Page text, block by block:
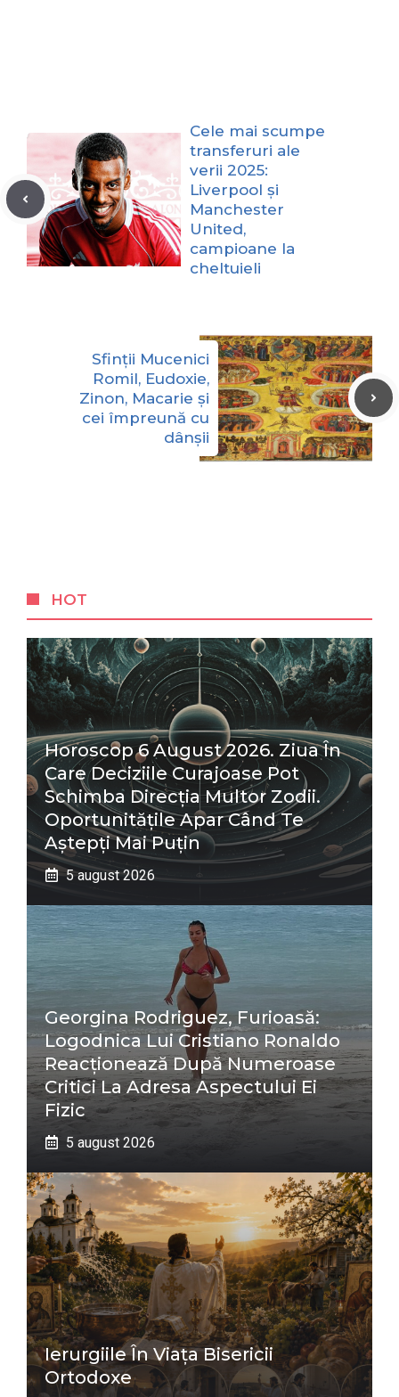
Cele mai scumpe
transferuri ale
verii 2025:
Liverpool și
Manchester
United,
campioane la
cheltuieli
Sfinții Mucenici
Romil, Eudoxie,
Zinon, Macarie și
cei împreună cu
dânșii
HOT
Horoscop 6 August 2026. Ziua În
Care Deciziile Curajoase Pot
Schimba Direcția Multor Zodii.
Oportunitățile Apar Când Te
Aștepți Mai Puțin
5 august 2026
Georgina Rodriguez, Furioasă:
Logodnica Lui Cristiano Ronaldo
Reacționează După Numeroase
Critici La Adresa Aspectului Ei
Fizic
5 august 2026
Ierurgiile În Viața Bisericii
Ortodoxe